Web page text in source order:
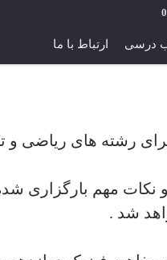
درسی ارتباط با ما
رشته های ریاضی و
نکات مهم بارگزاری
شد .